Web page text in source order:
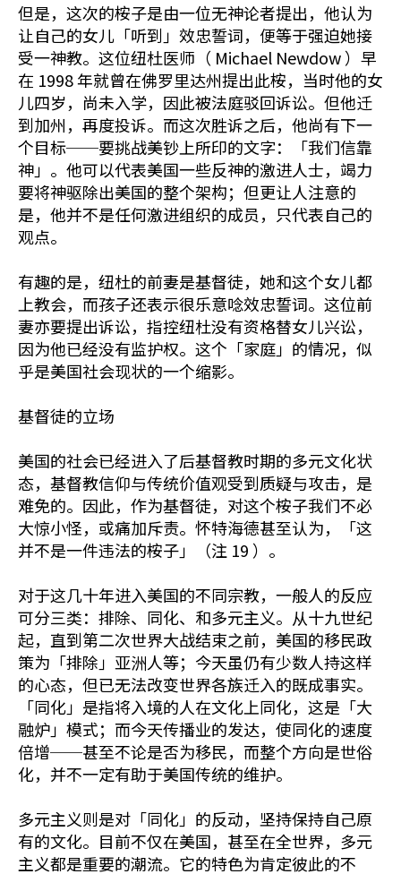
但是，这次的桉子是由一位无神论者提出，他认为
让自己的女儿「听到」效忠誓词，便等于强迫她接
受一神教。这位纽杜医师（ Michael Newdow ）早
在 1998 年就曾在佛罗里达州提出此桉，当时他的女
儿四岁，尚未入学，因此被法庭驳回诉讼。但他迁
到加州，再度投诉。而这次胜诉之后，他尚有下一
个目标──要挑战美钞上所印的文字：「我们信靠
神」。他可以代表美国一些反神的激进人士，竭力
要将神驱除出美国的整个架构；但更让人注意的
是，他并不是任何激进组织的成员，只代表自己的
观点。
有趣的是，纽杜的前妻是基督徒，她和这个女儿都
上教会，而孩子还表示很乐意唸效忠誓词。这位前
妻亦要提出诉讼，指控纽杜没有资格替女儿兴讼，
因为他已经没有监护权。这个「家庭」的情况，似
乎是美国社会现状的一个缩影。
基督徒的立场
美国的社会已经进入了后基督教时期的多元文化状
态，基督教信仰与传统价值观受到质疑与攻击，是
难免的。因此，作为基督徒，对这个桉子我们不必
大惊小怪，或痛加斥责。怀特海德甚至认为，「这
并不是一件违法的桉子」（注 19 ）。
对于这几十年进入美国的不同宗教，一般人的反应
可分三类：排除、同化、和多元主义。从十九世纪
起，直到第二次世界大战结束之前，美国的移民政
策为「排除」亚洲人等；今天虽仍有少数人持这样
的心态，但已无法改变世界各族迁入的既成事实。
「同化」是指将入境的人在文化上同化，这是「大
融炉」模式；而今天传播业的发达，使同化的速度
倍增──甚至不论是否为移民，而整个方向是世俗
化，并不一定有助于美国传统的维护。
多元主义则是对「同化」的反动，坚持保持自己原
有的文化。目前不仅在美国，甚至在全世界，多元
主义都是重要的潮流。它的特色为肯定彼此的不